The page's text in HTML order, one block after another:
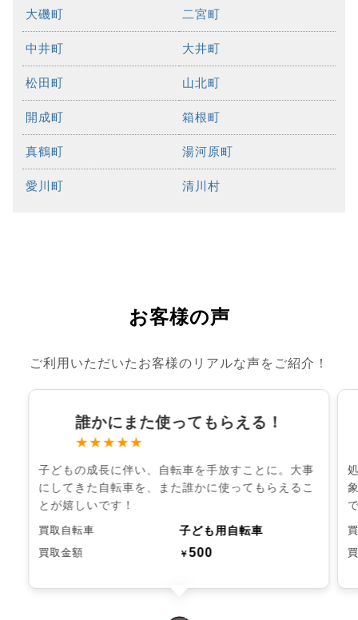
大磯町 二宮町
中井町 大井町
松田町 山北町
開成町 箱根町
真鶴町 湯河原町
愛川町 清川村
お客様の声
ご利用いただいたお客様のリアルな声をご紹介！
誰かにまた使ってもらえる！
★★★★★
子どもの成長に伴い、自転車を手放すことに。大事
にしてきた自転車を、また誰かに使ってもらえるこ
とが嬉しいです！
買取自転車 子ども用自転車
買取金額 ￥500